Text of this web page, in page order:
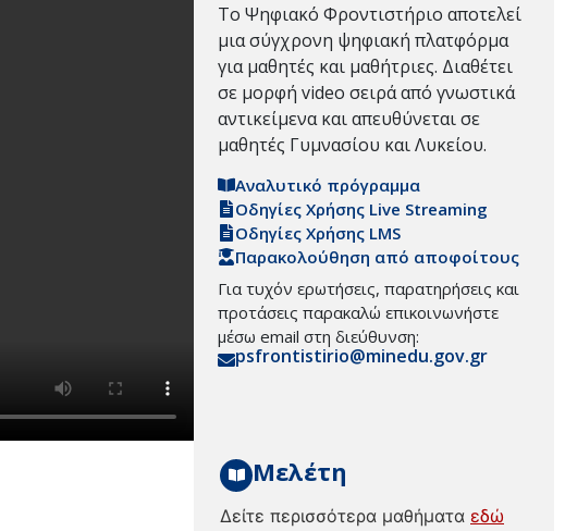
Το Ψηφιακό Φροντιστήριο αποτελεί
μια σύγχρονη ψηφιακή πλατφόρμα
για μαθητές και μαθήτριες. Διαθέτει
σε μορφή video σειρά από γνωστικά
αντικείμενα και απευθύνεται σε
μαθητές Γυμνασίου και Λυκείου.
Αναλυτικό πρόγραμμα
Οδηγίες Χρήσης Live Streaming
Οδηγίες Χρήσης LMS
Παρακολούθηση από αποφοίτους
Για τυχόν ερωτήσεις, παρατηρήσεις και
προτάσεις παρακαλώ επικοινωνήστε
μέσω email στη διεύθυνση:
psfrontistirio@minedu.gov.gr
Μελέτη
Δείτε περισσότερα μαθήματα εδώ